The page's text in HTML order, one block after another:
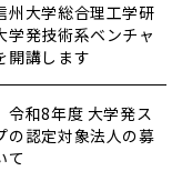
州大学総合理工学研
学発技術系ベンチャ
開講します
令和8年度 大学発ス
の認定対象法人の募
て